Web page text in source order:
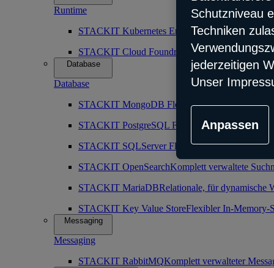
Runtime
STACKIT Kubernetes Engine (SKE)Robuster,
STACKIT Cloud Foundry
Vorkonfiguration der
Database
Database
STACKIT MongoDB Flex
Komplettverwaltete
STACKIT PostgreSQL Flex
Komplett verwaltete
STACKIT SQLServer Flex
Maximal
STACKIT OpenSearchKomplett verwaltete
STACKIT MariaDBRelationale, für dynamische
STACKIT Key Value StoreFlexibler In-Memory-
Messaging
Messaging
STACKIT RabbitMQKomplett verwalteter
Schutzniveau
Techniken
jederzeitigen
Unser
Anpassen